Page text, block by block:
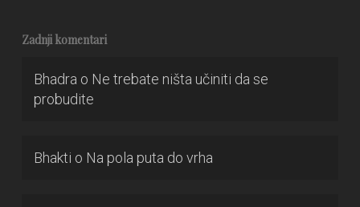
Zadnji komentari
Bhadra o Ne trebate ništa učiniti da se
probudite
Bhakti o Na pola puta do vrha